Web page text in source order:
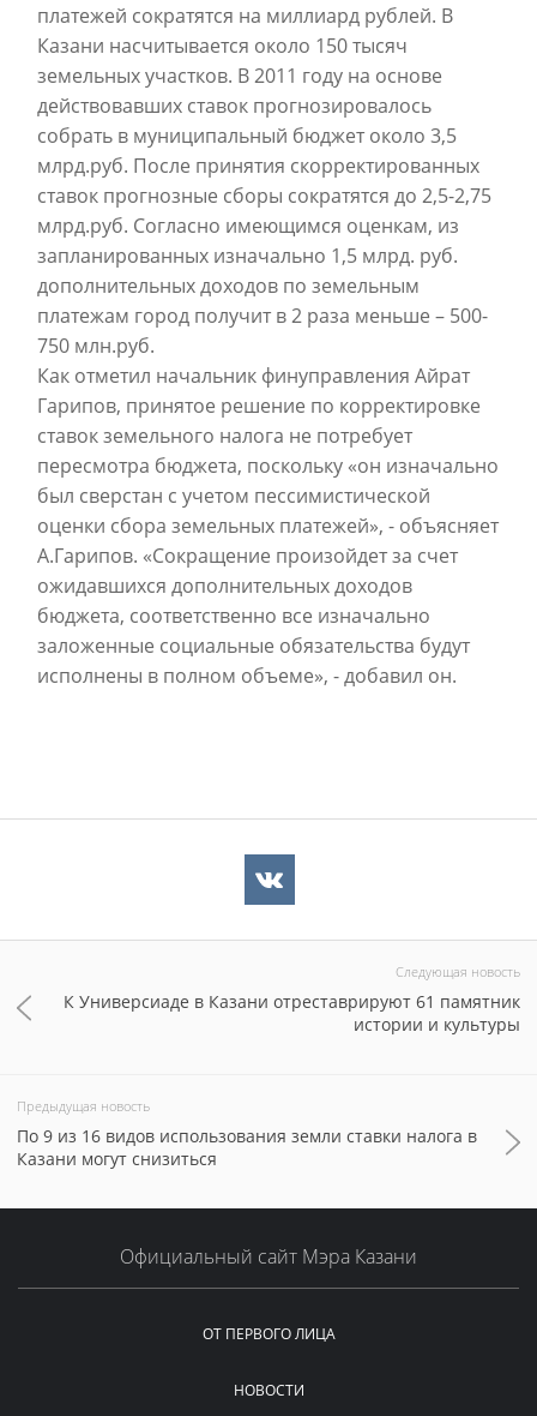
платежей сократятся на миллиард рублей. В
Казани насчитывается около 150 тысяч
земельных участков. В 2011 году на основе
действовавших ставок прогнозировалось
собрать в муниципальный бюджет около 3,5
млрд.руб. После принятия скорректированных
ставок прогнозные сборы сократятся до 2,5-2,75
млрд.руб. Согласно имеющимся оценкам, из
запланированных изначально 1,5 млрд. руб.
дополнительных доходов по земельным
платежам город получит в 2 раза меньше – 500-
750 млн.руб.
Как отметил начальник финуправления Айрат
Гарипов, принятое решение по корректировке
ставок земельного налога не потребует
пересмотра бюджета, поскольку «он изначально
был сверстан с учетом пессимистической
оценки сбора земельных платежей», - объясняет
А.Гарипов. «Сокращение произойдет за счет
ожидавшихся дополнительных доходов
бюджета, соответственно все изначально
заложенные социальные обязательства будут
исполнены в полном объеме», - добавил он.
Следующая новость
К Универсиаде в Казани отреставрируют 61 памятник
истории и культуры
Предыдущая новость
По 9 из 16 видов использования земли ставки налога в
Казани могут снизиться
Официальный сайт Мэра Казани
ОТ ПЕРВОГО ЛИЦА
НОВОСТИ